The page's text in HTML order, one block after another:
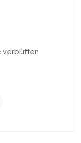
verblüffen